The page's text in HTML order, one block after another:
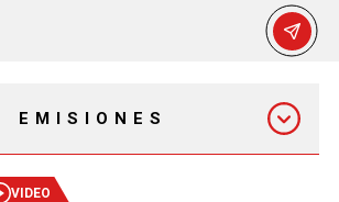
EMISIONES
EXPRESS
VIDEO